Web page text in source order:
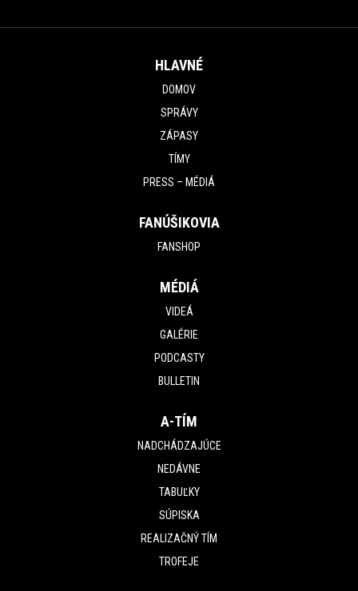
HLAVNÉ
DOMOV
SPRÁVY
ZÁPASY
TÍMY
PRESS – MÉDIÁ
FANÚŠIKOVIA
FANSHOP
MÉDIÁ
VIDEÁ
GALÉRIE
PODCASTY
BULLETIN
A-TÍM
NADCHÁDZAJÚCE
NEDÁVNE
TABUĽKY
SÚPISKA
REALIZAČNÝ TÍM
TROFEJE